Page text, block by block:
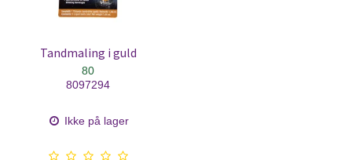
Tandmaling i guld
80
8097294
Ikke på lager